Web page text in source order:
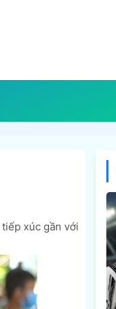
xúc gần với